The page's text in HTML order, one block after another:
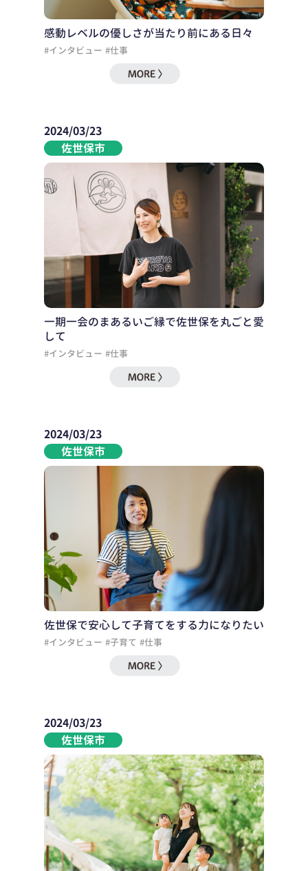
感動レベルの優しさが当たり前にある日々
#インタビュー #仕事
2024/03/23
佐世保市
一期一会のまあるいご縁で佐世保を丸ごと愛
して
#インタビュー #仕事
2024/03/23
佐世保市
佐世保で安心して子育てをする力になりたい
#インタビュー #子育て #仕事
2024/03/23
佐世保市